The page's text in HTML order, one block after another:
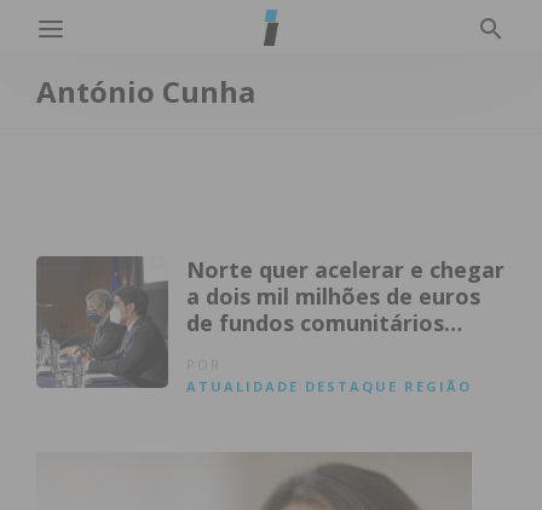
António Cunha
Norte quer acelerar e chegar
a dois mil milhões de euros
de fundos comunitários
ATUALIDADE DESTAQUE REGIÃO